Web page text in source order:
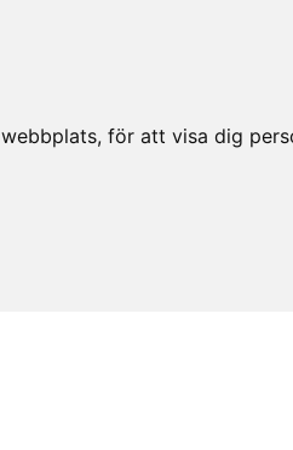
för att visa dig